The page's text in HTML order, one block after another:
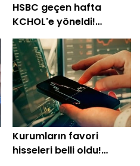
HSBC geçen hafta
KCHOL'e yöneldi!
THYAO'da 1,37 milyar TL
satış
Kurumların favori
hisseleri belli oldu!